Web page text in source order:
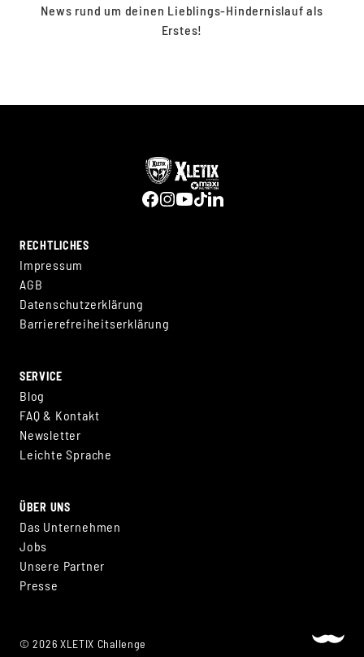
News rund um deinen Lieblings-Hindernislauf als
Erstes!
RECHTLICHES
Impressum
AGB
Datenschutzerklärung
Barrierefreiheitserklärung
SERVICE
Blog
FAQ & Kontakt
Newsletter
Leichte Sprache
ÜBER UNS
Das Unternehmen
Jobs
Unsere Partner
Presse
© 2026 XLETIX Challenge